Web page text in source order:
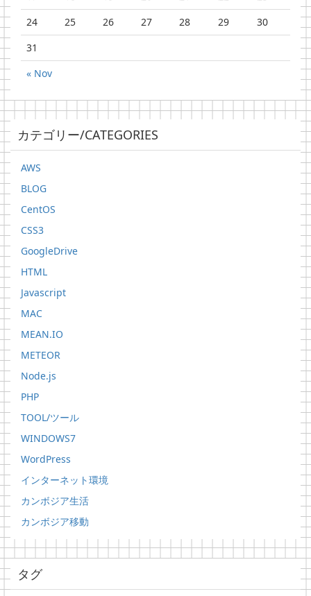
« Nov
24
25 26 27 28 29
30
31
カテゴリー/CATEGORIES
AWS
BLOG
CentOS
CSS3
GoogleDrive
HTML
Javascript
MAC
MEAN.IO
METEOR
Node.js
PHP
TOOL/ツール
WINDOWS7
WordPress
インターネット環境
カンボジア生活
カンボジア移動
タグ